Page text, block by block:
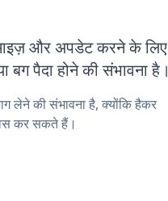
और अपडेट करने के लिए
पैदा होने की संभावना है।
लेने की संभावना है, क्योंकि हैकर
कर सकते हैं।